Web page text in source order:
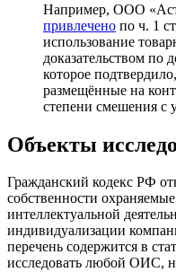
Например, ООО
привлечено по ч. 1
использование
доказательством по
которое
размещённые на
степени смешения с
Объекты
Гражданский кодекс РФ
собственности
интеллектуальной
индивидуализации
перечень содержится в
исследовать любой ОИС,